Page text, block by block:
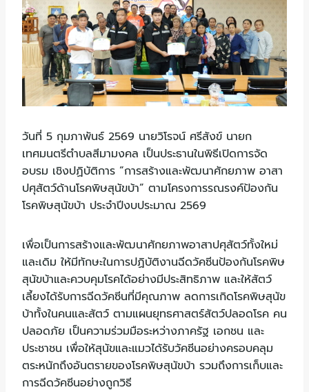
วันที่ 5 กุมภาพันธ์ 2569 นายวิโรจน์ ศรีสังข์ นายก
เทศมนตรีตำบลสีมามงคล เป็นประธานในพิธีเปิดการจัด
อบรม เชิงปฏิบัติการ “การสร้างและพัฒนาศักยภาพ อาสา
ปศุสัตว์ด้านโรคพิษสุนัขบ้า” ตามโครงการรณรงค์ป้องกัน
โรคพิษสุนัขบ้า ประจำปีงบประมาณ 2569
เพื่อเป็นการสร้างและพัฒนาศักยภาพอาสาปศุสัตว์ทั้งใหม่
และเดิม ให้มีทักษะในการปฏิบัติงานฉีดวัคซีนป้องกันโรคพิษ
สุนัขบ้าและควบคุมโรคได้อย่างมีประสิทธิภาพ และให้สัตว์
เลี้ยงได้รับการฉีดวัคซีนที่มีคุณภาพ ลดการเกิดโรคพิษสุนัข
บ้าทั้งในคนและสัตว์ ตามแผนยุทธศาสตร์สัตว์ปลอดโรค คน
ปลอดภัย เป็นความร่วมมือระหว่างภาครัฐ เอกชน และ
ประชาชน เพื่อให้สุนัขและแมวได้รับวัคซีนอย่างครอบคลุม
ตระหนักถึงอันตรายของโรคพิษสุนัขบ้า รวมถึงการเก็บและ
การฉีดวัคซีนอย่างถูกวิธี